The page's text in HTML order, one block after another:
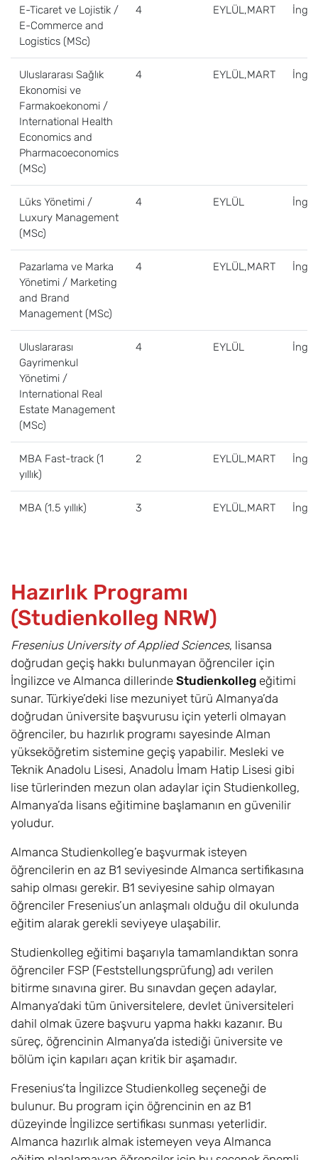
E-Ticaret ve Lojistik /
E-Commerce and
Logistics (MSc)
4 EYLÜL,MART
Uluslararası Sağlık
Ekonomisi ve
Farmakoekonomi /
International Health
Economics and
Pharmacoeconomics
(MSc)
4 EYLÜL,MART
Lüks Yönetimi /
Luxury Management
(MSc)
4 EYLÜL
Pazarlama ve Marka
Yönetimi / Marketing
and Brand
Management (MSc)
4 EYLÜL,MART
Uluslararası
Gayrimenkul
Yönetimi /
International Real
Estate Management
(MSc)
4 EYLÜL
MBA Fast-track (1
yıllık)
2 EYLÜL,MART
MBA (1.5 yıllık) 3 EYLÜL,MART
Hazırlık Programı
(Studienkolleg NRW)
Fresenius University of Applied Sciences, lisansa
doğrudan geçiş hakkı bulunmayan öğrenciler için
İngilizce ve Almanca dillerinde Studienkolleg eğitimi
sunar. Türkiye’deki lise mezuniyet türü Almanya’da
doğrudan üniversite başvurusu için yeterli olmayan
öğrenciler, bu hazırlık programı sayesinde Alman
yükseköğretim sistemine geçiş yapabilir. Mesleki ve
Teknik Anadolu Lisesi, Anadolu İmam Hatip Lisesi gibi
lise türlerinden mezun olan adaylar için Studienkolleg,
Almanya’da lisans eğitimine başlamanın en güvenilir
yoludur.
Almanca Studienkolleg’e başvurmak isteyen
öğrencilerin en az B1 seviyesinde Almanca sertifikasına
sahip olması gerekir. B1 seviyesine sahip olmayan
öğrenciler Fresenius’un anlaşmalı olduğu dil okulunda
eğitim alarak gerekli seviyeye ulaşabilir.
Studienkolleg eğitimi başarıyla tamamlandıktan sonra
öğrenciler FSP (Feststellungsprüfung) adı verilen
bitirme sınavına girer. Bu sınavdan geçen adaylar,
Almanya’daki tüm üniversitelere, devlet üniversiteleri
dahil olmak üzere başvuru yapma hakkı kazanır. Bu
süreç, öğrencinin Almanya’da istediği üniversite ve
bölüm için kapıları açan kritik bir aşamadır.
Fresenius’ta İngilizce Studienkolleg seçeneği de
bulunur. Bu program için öğrencinin en az B1
düzeyinde İngilizce sertifikası sunması yeterlidir.
Almanca hazırlık almak istemeyen veya Almanca